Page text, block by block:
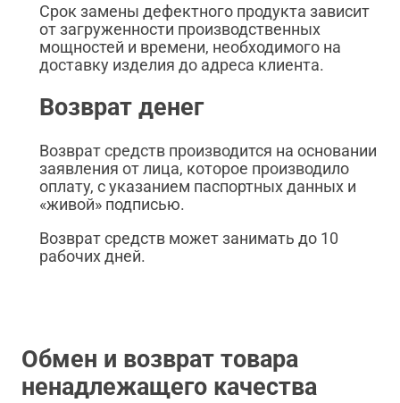
Срок замены дефектного продукта зависит
от загруженности производственных
мощностей и времени, необходимого на
доставку изделия до адреса клиента.
Возврат денег
Возврат средств производится на основании
заявления от лица, которое производило
оплату, с указанием паспортных данных и
«живой» подписью.
Возврат средств может занимать до 10
рабочих дней.
Обмен и возврат товара
ненадлежащего качества